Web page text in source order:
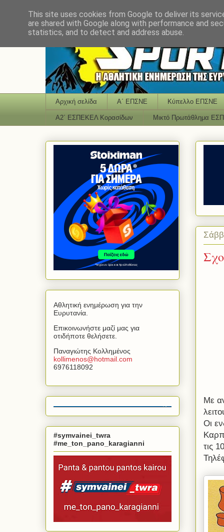
Αρχική σελίδα Α΄ ΕΠΣΝΕ Κύπελλο ΕΠΣΝΕ
Α2΄ ΕΣΠΕΚΕΛ Κορασίδων Μικτό Πρωτάθλημα
Με
Οι
τις
Αθλητική ενημέρωση για την
Ευρυτανία.
Επικοινωνήστε μαζί μας για
οτιδήποτε θελήσετε.
Παναγιώτης Κολλημένος
kollimenos@hotmail com
6976118092
#symvainei_twra
#me_ton_pano_karagianni
This site uses cookies from Google to deliver its
are shared with Google along with performance and
statistics, and to detect and address abuse.